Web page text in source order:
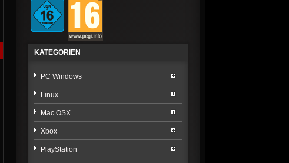
KATEGORIEN
PC Windows
Linux
Mac OSX
Xbox
PlayStation